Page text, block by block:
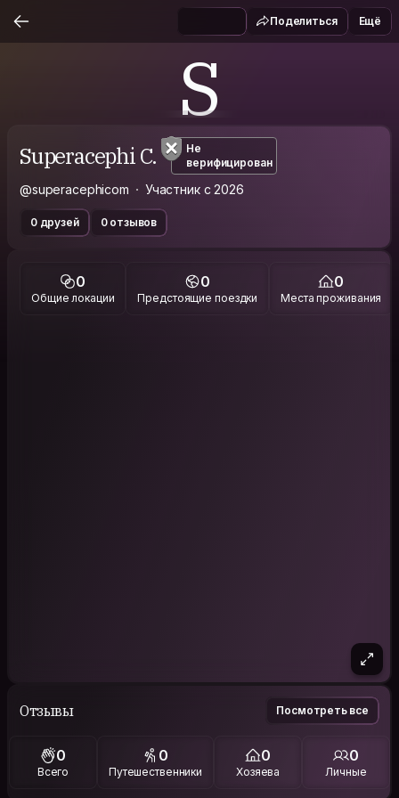
Поделиться Ещё
S
Superacephi C.
Не
верифицирован
@superacephicom Участник с 2026
0 друзей 0 отзывов
0
Общие локации
0
Предстоящие поездки
0
Места проживания
Отзывы Посмотреть все
0
Всего
0
Путешественники
0
Хозяева
0
Личные